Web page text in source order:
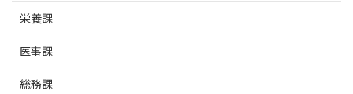
栄養課
医事課
総務課